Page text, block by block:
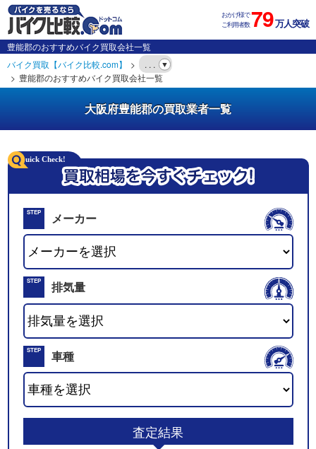
おかげ様で
ご利用者数79万人突破
豊能郡のおすすめバイク買取会社一覧
バイク買取【バイク比較.com】
. . .
豊能郡のおすすめバイク買取会社一覧
大阪府豊能郡の買取業者一覧
STEP
01
メーカー
STEP
02
排気量
STEP
03
車種
査定結果